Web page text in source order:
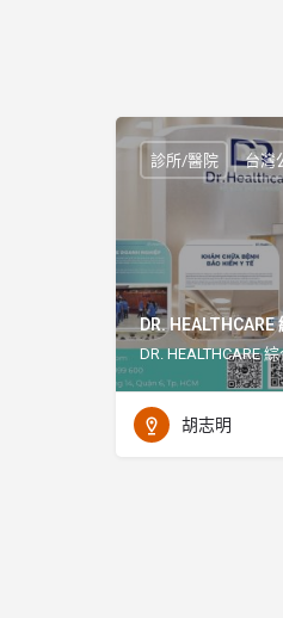
DR.
DR. HEALTHCARE
診所/醫院 台灣
胡志明